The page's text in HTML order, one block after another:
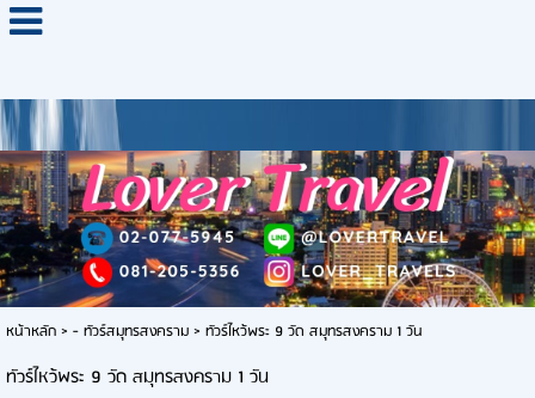
หน้าหลัก> - ทัวร์สมุทรสงคราม> ทัวร์ไหว้พระ 9 วัด สมุทรสงคราม 1 วัน
ทัวร์ไหว้พระ 9 วัด สมุทรสงคราม 1 วัน